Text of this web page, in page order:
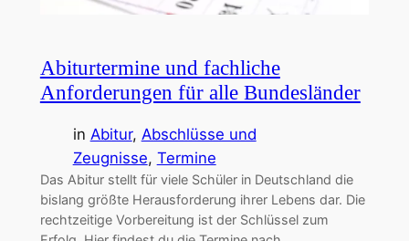
Abiturtermine und fachliche
Anforderungen für alle Bundesländer
in Abitur, Abschlüsse und
Zeugnisse, Termine
Das Abitur stellt für viele Schüler in Deutschland die
bislang größte Herausforderung ihrer Lebens dar. Die
rechtzeitige Vorbereitung ist der Schlüssel zum